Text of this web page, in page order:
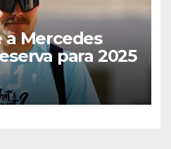
Mercedes
para 2025